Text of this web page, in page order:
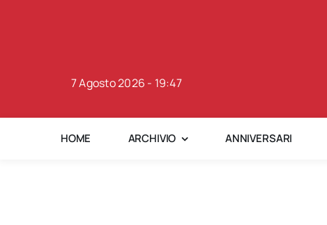
7 Agosto 2026 - 19:47
HOME ARCHIVIO ANNIVERSARI